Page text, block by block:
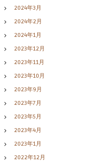
2024年3月
2024年2月
2024年1月
2023年12月
2023年11月
2023年10月
2023年9月
2023年7月
2023年5月
2023年4月
2023年1月
2022年12月